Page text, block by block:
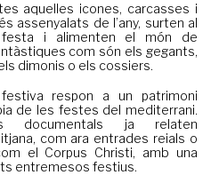
aquelles icones, carcasses i
assenyalats de l’any, surten al
i alimenten el món de
com són els gegants,
dimonis o els cossiers.
respon a un patrimoni
de les festes del mediterrani.
documentals ja relaten
com ara entrades reials o
el Corpus Christi, amb una
entremesos festius.